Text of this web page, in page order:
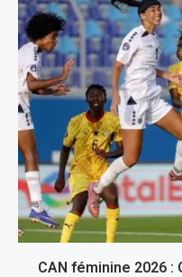
CAN féminine 2026